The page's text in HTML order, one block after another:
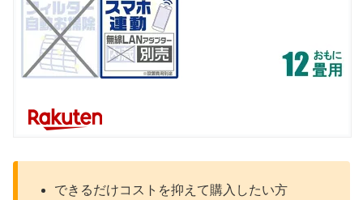
できるだけコストを抑えて購入したい方